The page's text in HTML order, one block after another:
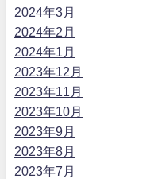
2024年3月
2024年2月
2024年1月
2023年12月
2023年11月
2023年10月
2023年9月
2023年8月
2023年7月